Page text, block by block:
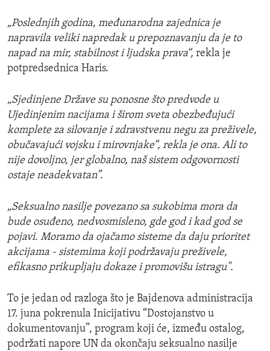
„Poslednjih godina, međunarodna zajednica je
napravila veliki napredak u prepoznavanju da je to
napad na mir, stabilnost i ljudska prava“, rekla je
potpredsednica Haris.
„Sjedinjene Države su ponosne što predvode u
Ujedinjenim nacijama i širom sveta obezbeđujući
komplete za silovanje i zdravstvenu negu za preživele,
obučavajući vojsku i mirovnjake“, rekla je ona. Ali to
nije dovoljno, jer globalno, naš sistem odgovornosti
ostaje neadekvatan”.
„Seksualno nasilje povezano sa sukobima mora da
bude osuđeno, nedvosmisleno, gde god i kad god se
pojavi. Moramo da ojačamo sisteme da daju prioritet
akcijama - sistemima koji podržavaju preživele,
efikasno prikupljaju dokaze i promovišu istragu".
To je jedan od razloga što je Bajdenova administracija
17. juna pokrenula Inicijativu “Dostojanstvo u
dokumentovanju”, program koji će, između ostalog,
podržati napore UN da okončaju seksualno nasilje